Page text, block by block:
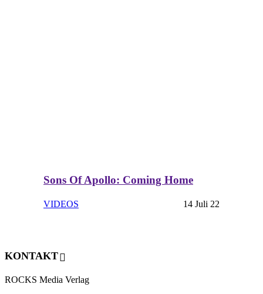
Sons Of Apollo: Coming Home
VIDEOS 14 Juli 22
KONTAKT
ROCKS Media Verlag